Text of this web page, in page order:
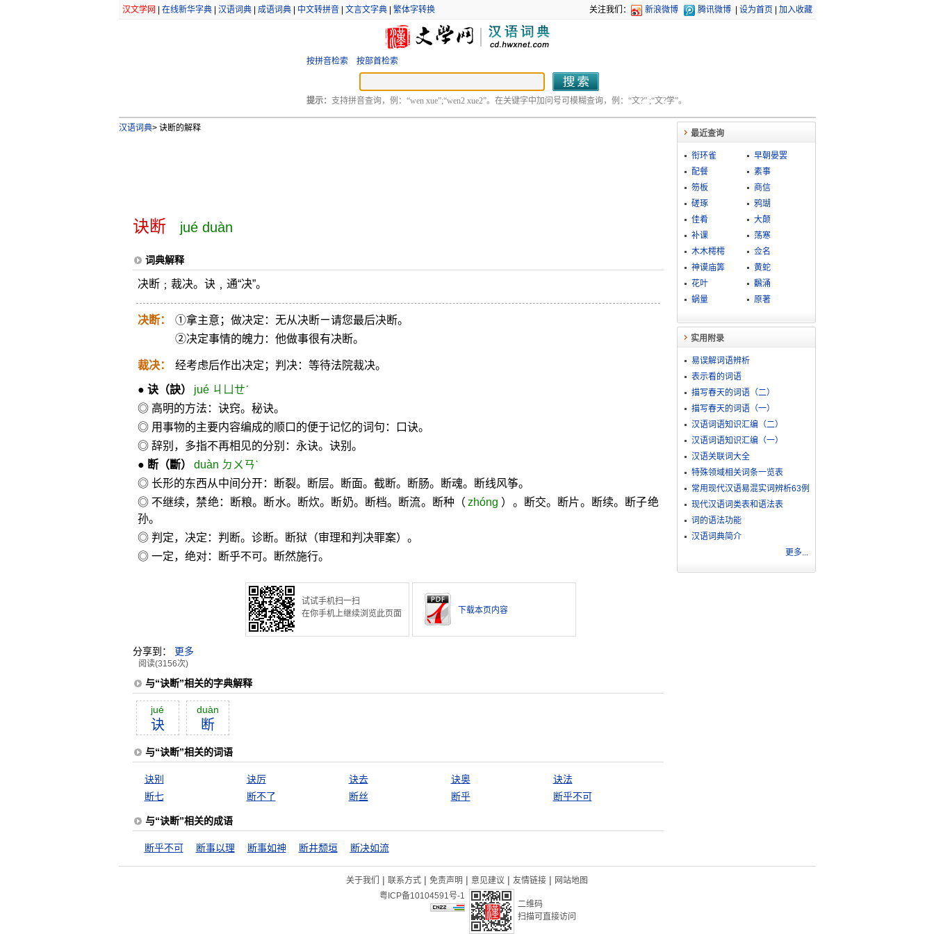
汉文学网 在线新华字典| 汉语词典| 成语词典| 中文转拼音| 文言文字典| 繁体字转换 关注我们： 新浪微博 腾讯微博 设为首页 加入收藏
按拼音检索 按部首检索
提示： 支持拼音查询，例：“wen xue”;“wen2 xue2”。在关键字中加问号可模糊查询，例：“文?” ;“文?学”。
汉语词典>诀断的解释
诀断 jué duàn
词典解释
决断﹔裁决。诀﹐通“决”。
决断：
①拿主意；做决定：无从决断ㄧ请您最后决断。
②决定事情的魄力：他做事很有决断。
裁决： 经考虑后作出决定；判决：等待法院裁决。
● 诀（訣）
jué ㄐㄩㄝˊ
◎ 高明的方法：诀窍。秘诀。
◎ 用事物的主要内容编成的顺口的便于记忆的词句：口诀。
◎ 辞别，多指不再相见的分别：永诀。诀别。
● 断（斷）
duàn ㄉㄨㄢˋ
◎ 长形的东西从中间分开：断裂。断层。断面。截断。断肠。断魂。断线风筝。
◎ 不继续，禁绝：断粮。断水。断炊。断奶。断档。断流。断种（ zhóng ）。断交。断片。断续。断子绝
孙。
◎ 判定，决定：判断。诊断。断狱（审理和判决罪案）。
◎ 一定，绝对：断乎不可。断然施行。
试试手机扫一扫
在你手机上继续浏览此页面
下载本页内容
分享到： 更多
阅读(3156次)
与“诀断”相关的字典解释
jué
诀
duàn
断
与“诀断”相关的词语
诀别 诀厉 诀去 诀奥
诀法
断七
断不了 断丝 断乎 断乎不可
与“诀断”相关的成语
断乎不可 断事以理 断事如神 断井颓垣 断决如流
最近查询
衔环雀
早朝晏罢
配餐
素事
笏板
商信
磋琢
鸦瑚
佳肴
大颠
补课
荡寒
木木樗樗
佥名
神谟庙筭
黄蛇
花叶
飜涌
蜗量
原著
实用附录
易误解词语辨析
表示看的词语
描写春天的词语（二）
描写春天的词语（一）
汉语词语知识汇编（二）
汉语词语知识汇编（一）
汉语关联词大全
特殊领域相关词条一览表
常用现代汉语易混实词辨析63例
现代汉语词类表和语法表
词的语法功能
汉语词典简介
更多...
关于我们 | 联系方式 | 免责声明 | 意见建议 | 友情链接 | 网站地图
粤ICP备10104591号-1
二维码
扫描可直接访问